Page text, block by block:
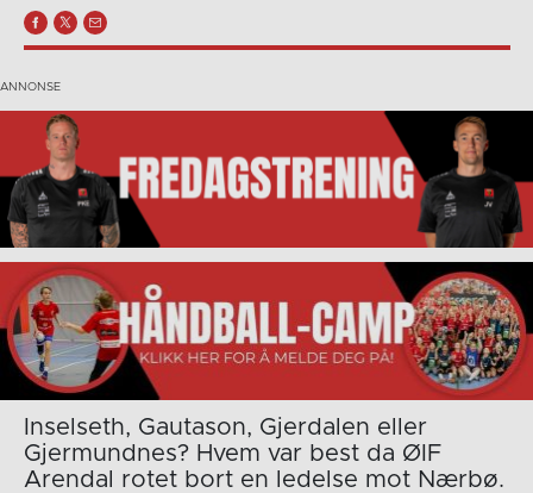
Inselseth, Gautason, Gjerdalen eller
Gjermundnes? Hvem var best da ØIF
Arendal rotet bort en ledelse mot Nærbø.